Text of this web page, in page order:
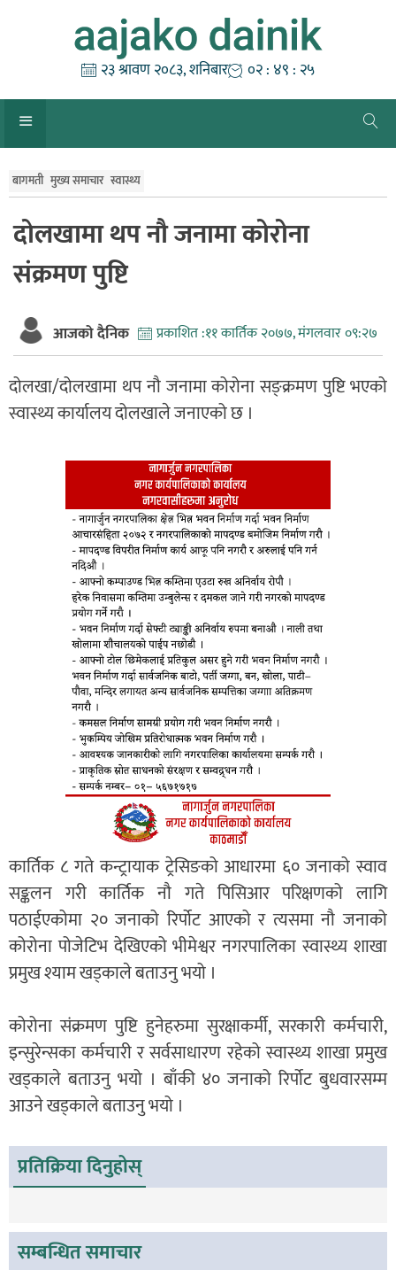
२३ श्रावण २०८३, शनिबार ०२ : ४९ : २६
बागमती मुख्य समाचार स्वास्थ्य
दोलखामा थप नौ जनामा कोरोना
संक्रमण पुष्टि
आजको दैनिक प्रकाशित :११ कार्तिक २०७७, मंगलवार ०९:२७
दोलखा/दोलखामा थप नौ जनामा कोरोना सङ्क्रमण पुष्टि भएको
स्वास्थ्य कार्यालय दोलखाले जनाएको छ ।
कार्तिक ८ गते कन्ट्रायाक ट्रेसिङको आधारमा ६० जनाको स्वाव
सङ्कलन गरी कार्तिक नौ गते पिसिआर परिक्षणको लागि
पठाईएकोमा २० जनाको रिर्पोट आएको र त्यसमा नौ जनाको
कोरोना पोजेटिभ देखिएको भीमेश्वर नगरपालिका स्वास्थ्य शाखा
प्रमुख श्याम खड्काले बताउनु भयो ।
कोरोना संक्रमण पुष्टि हुनेहरुमा सुरक्षाकर्मी, सरकारी कर्मचारी,
इन्सुरेन्सका कर्मचारी र सर्वसाधारण रहेको स्वास्थ्य शाखा प्रमुख
खड्काले बताउनु भयो । बाँकी ४० जनाको रिर्पोट बुधवारसम्म
आउने खड्काले बताउनु भयो ।
प्रतिक्रिया दिनुहोस्
सम्बन्धित समाचार